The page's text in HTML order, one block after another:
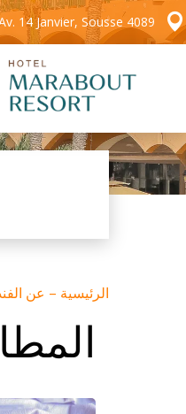
14 Janvier, Sousse 4089
الرئيسية – عن